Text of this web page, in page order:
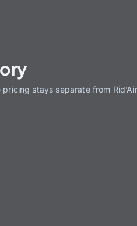
stays separate from